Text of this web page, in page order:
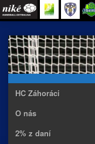
Skip
to
content
HC Záhoráci
O nás
2% z daní